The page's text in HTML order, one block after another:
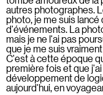
autres photographes.
photo, je me suis
d'événements. La
mais je ne l'ai pas
que je me suis
C'est à cette époque
première fois et que
développement de
aujourd'hui, en